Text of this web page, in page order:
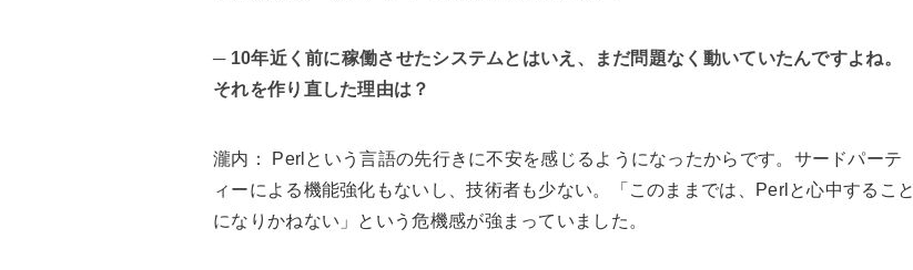
─ 10年近く前に稼働させたシステムとはいえ、まだ問題なく動いていたんですよね。
それを作り直した理由は？
瀧内 ： Perlという言語の先行きに不安を感じるようになったからです。サードパーテ
ィーによる機能強化もないし、技術者も少ない。「このままでは、Perlと心中すること
になりかねない」という危機感が強まっていました。